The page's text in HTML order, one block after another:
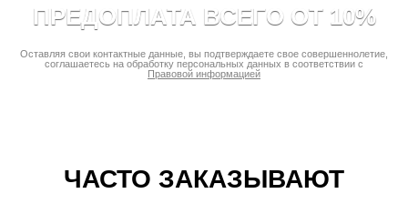
ПРЕДОПЛАТА ВСЕГО ОТ 10%
Оставляя свои контактные данные, вы подтверждаете свое совершеннолетие,
соглашаетесь на обработку персональных данных в соответствии с
Правовой информацией
ЧАСТО ЗАКАЗЫВАЮТ